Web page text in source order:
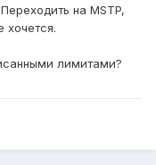
на MSTP,
хочется.
лимитами?